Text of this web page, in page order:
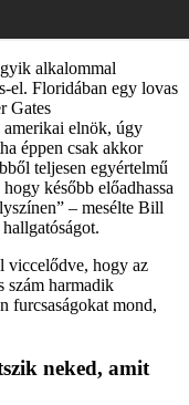
alkalommal
el. Floridában egy lovas
Gates
amerikai elnök, úgy
éppen csak akkor
teljesen egyértelmű
később előadhassa
– mesélte Bill
viccelődve, hogy az
szám harmadik
furcsaságokat mond,
neked, amit